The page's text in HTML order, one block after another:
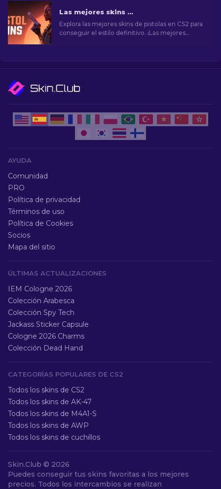
Las mejores skins de pistolas en CS2 [2026]
Explora las mejores skins de pistolas en CS2 para
conseguir el estilo definitivo. ¡Las mejores
AYUDA
Comunidad
PRO
Política de privacidad
Términos de uso
Política de Cookies
Socios
Mapa del sitio
ÚLTIMAS ACTUALIZACIONES
IEM Cologne 2026
Colección Arabesca
Colección Spy Tech
Jackass Sticker Capsule
Cologne 2026 Charms
Colección Dead Hand
CATEGORÍAS POPULARES DE CS2
Todos los skins de CS2
Todos los skins de AK-47
Todos los skins de M4A1-S
Todos los skins de AWP
Todos los skins de cuchillos
Skin.Club © 2026
Puedes conseguir tus skins favoritas a los mejores
precios. Todos los intercambios se realizan